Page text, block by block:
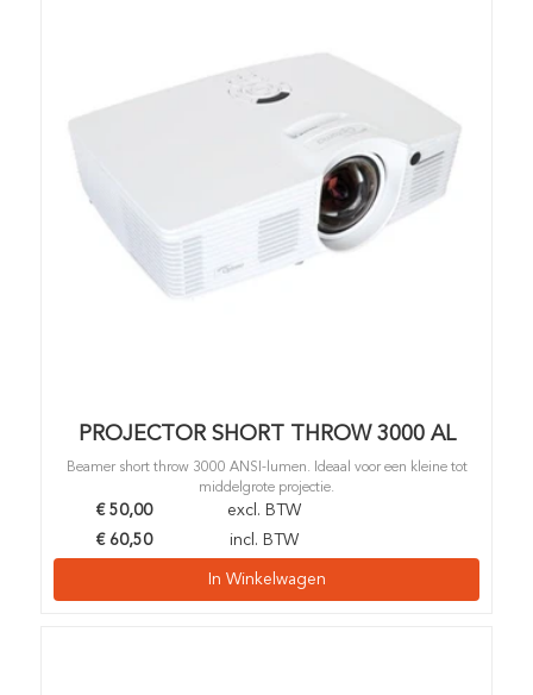
PROJECTOR SHORT THROW 3000 AL
Beamer short throw 3000 ANSI-lumen. Ideaal voor een kleine tot
middelgrote projectie.
€ 50,00
excl. BTW
€ 60,50 incl. BTW
In Winkelwagen